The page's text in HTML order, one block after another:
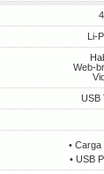
Li-
Web-
USB
•
• USB